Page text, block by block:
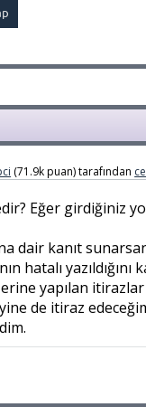
(71.9kpuan)tarafından
Eğer girdiğiniz
dair kanıt
hatalı yazıldığını
yapılan
de itiraz